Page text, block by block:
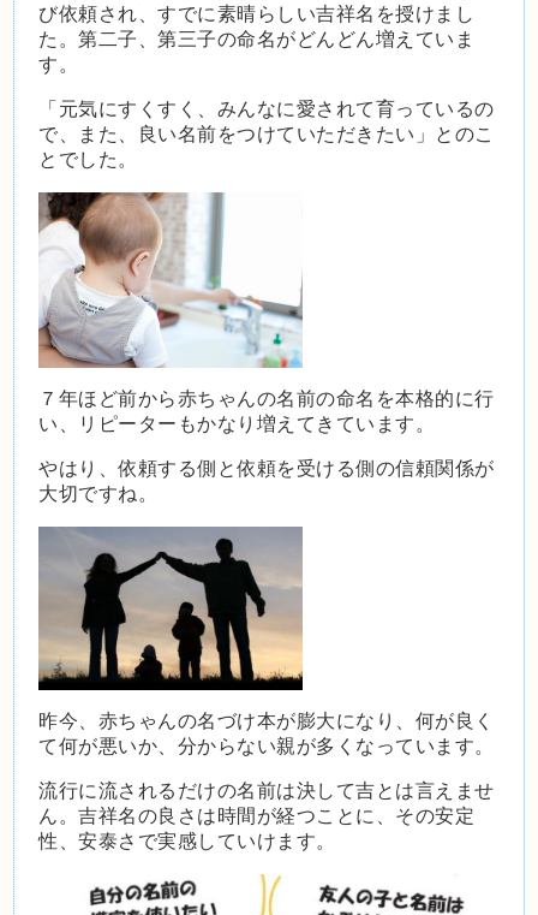
び依頼され、すでに素晴らしい吉祥名を授けまし
た。第二子、第三子の命名がどんどん増えていま
す。
「元気にすくすく、みんなに愛されて育っているの
で、また、良い名前をつけていただきたい」とのこ
とでした。
７年ほど前から赤ちゃんの名前の命名を本格的に行
い、リピーターもかなり増えてきています。
やはり、依頼する側と依頼を受ける側の信頼関係が
大切ですね。
昨今、赤ちゃんの名づけ本が膨大になり、何が良く
て何が悪いか、分からない親が多くなっています。
流行に流されるだけの名前は決して吉とは言えませ
ん。吉祥名の良さは時間が経つことに、その安定
性、安泰さで実感していけます。